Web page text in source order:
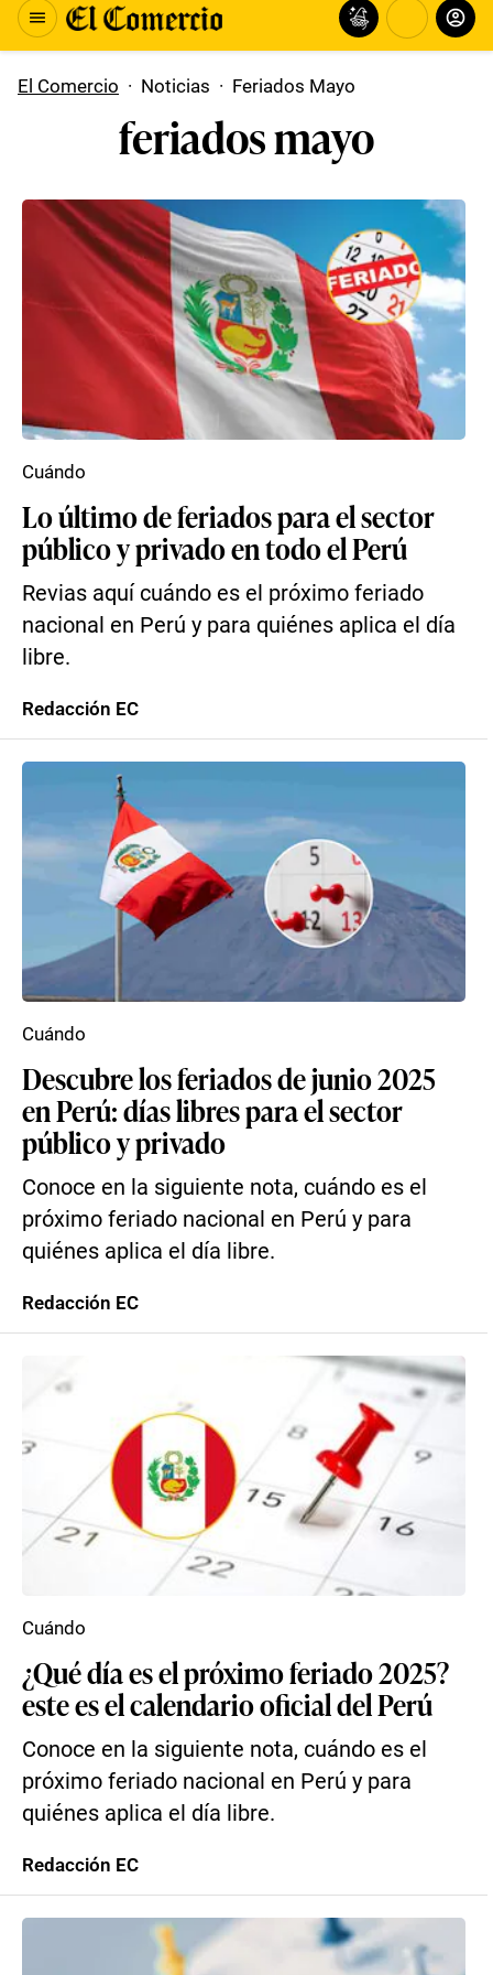
El Comercio · Noticias · Feriados Mayo
feriados mayo
Lo último de feriados para el sector
público y privado en todo el Perú
Revias aquí cuándo es el próximo feriado
nacional en Perú y para quiénes aplica el día
libre.
Cuándo
Redacción EC
Descubre los feriados de junio 2025
en Perú: días libres para el sector
público y privado
Conoce en la siguiente nota, cuándo es el
próximo feriado nacional en Perú y para
quiénes aplica el día libre.
Cuándo
Redacción EC
¿Qué día es el próximo feriado 2025?
este es el calendario oficial del Perú
Conoce en la siguiente nota, cuándo es el
próximo feriado nacional en Perú y para
quiénes aplica el día libre.
Cuándo
Redacción EC